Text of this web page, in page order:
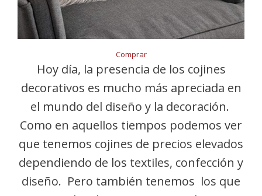
Comprar
Hoy día, la presencia de los cojines
decorativos es mucho más apreciada en
el mundo del diseño y la decoración.
Como en aquellos tiempos podemos ver
que tenemos cojines de precios elevados
dependiendo de los textiles, confección y
diseño. Pero también tenemos los que